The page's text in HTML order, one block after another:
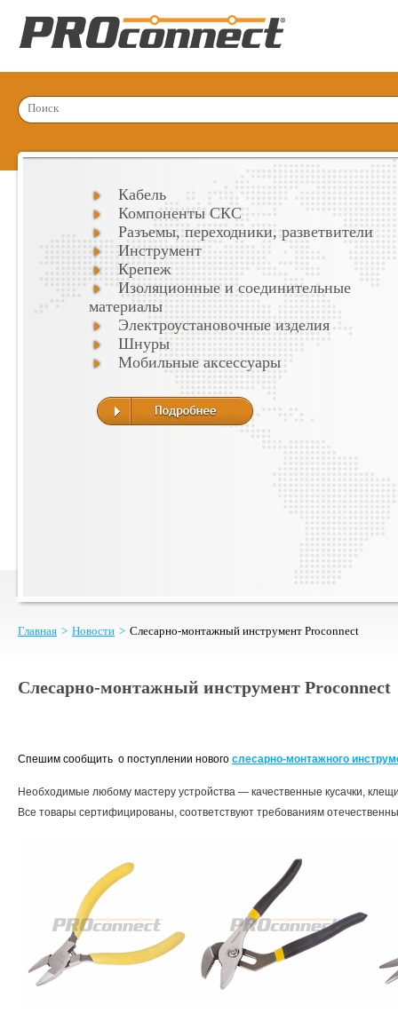
Кабель
Компоненты СКС
Разъемы, переходники, разветвители
Инструмент
Крепеж
Изоляционные и соединительные
материалы
Электроустановочные изделия
Шнуры
Мобильные аксессуары
Главная > Новости > Слесарно-монтажный инструмент Proconnect
Слесарно-монтажный инструмент Proconnect
Спешим сообщить о поступлении нового слесарно-монтажного
Необходимые любому мастеру устройства — качественные кусачки,
Все товары сертифицированы, соответствуют требованиям